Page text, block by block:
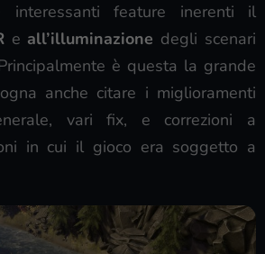
interessanti feature inerenti il
e all’illuminazione degli scenari
è questa la grande
anche citare i miglioramenti
vari fix, e correzioni a
in cui il gioco era soggetto a